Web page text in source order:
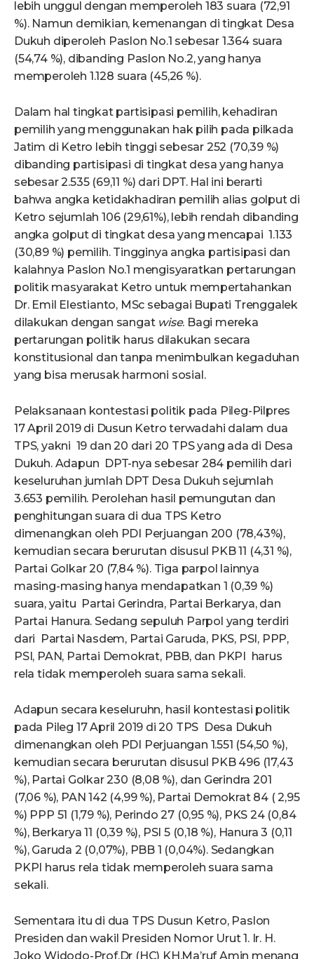
lebih unggul dengan memperoleh 183 suara (72,91
%). Namun demikian, kemenangan di tingkat Desa
Dukuh diperoleh Paslon No.1 sebesar 1.364 suara
(54,74 %), dibanding Paslon No.2, yang hanya
memperoleh 1.128 suara (45,26 %).
Dalam hal tingkat partisipasi pemilih, kehadiran
pemilih yang menggunakan hak pilih pada pilkada
Jatim di Ketro lebih tinggi sebesar 252 (70,39 %)
dibanding partisipasi di tingkat desa yang hanya
sebesar 2.535 (69,11 %) dari DPT. Hal ini berarti
bahwa angka ketidakhadiran pemilih alias golput di
Ketro sejumlah 106 (29,61%), lebih rendah dibanding
angka golput di tingkat desa yang mencapai 1.133
(30,89 %) pemilih. Tingginya angka partisipasi dan
kalahnya Paslon No.1 mengisyaratkan pertarungan
politik masyarakat Ketro untuk mempertahankan
Dr. Emil Elestianto, MSc sebagai Bupati Trenggalek
dilakukan dengan sangat wise. Bagi mereka
pertarungan politik harus dilakukan secara
konstitusional dan tanpa menimbulkan kegaduhan
yang bisa merusak harmoni sosial.
Pelaksanaan kontestasi politik pada Pileg-Pilpres
17 April 2019 di Dusun Ketro terwadahi dalam dua
TPS, yakni 19 dan 20 dari 20 TPS yang ada di Desa
Dukuh. Adapun DPT-nya sebesar 284 pemilih dari
keseluruhan jumlah DPT Desa Dukuh sejumlah
3.653 pemilih. Perolehan hasil pemungutan dan
penghitungan suara di dua TPS Ketro
dimenangkan oleh PDI Perjuangan 200 (78,43%),
kemudian secara berurutan disusul PKB 11 (4,31 %),
Partai Golkar 20 (7,84 %). Tiga parpol lainnya
masing-masing hanya mendapatkan 1 (0,39 %)
suara, yaitu Partai Gerindra, Partai Berkarya, dan
Partai Hanura. Sedang sepuluh Parpol yang terdiri
dari Partai Nasdem, Partai Garuda, PKS, PSI, PPP,
PSI, PAN, Partai Demokrat, PBB, dan PKPI harus
rela tidak memperoleh suara sama sekali.
Adapun secara keseluruhn, hasil kontestasi politik
pada Pileg 17 April 2019 di 20 TPS Desa Dukuh
dimenangkan oleh PDI Perjuangan 1.551 (54,50 %),
kemudian secara berurutan disusul PKB 496 (17,43
%), Partai Golkar 230 (8,08 %), dan Gerindra 201
(7,06 %), PAN 142 (4,99 %), Partai Demokrat 84 ( 2,95
%) PPP 51 (1,79 %), Perindo 27 (0,95 %), PKS 24 (0,84
%), Berkarya 11 (0,39 %), PSI 5 (0,18 %), Hanura 3 (0,11
%), Garuda 2 (0,07%), PBB 1 (0,04%). Sedangkan
PKPI harus rela tidak memperoleh suara sama
sekali.
Sementara itu di dua TPS Dusun Ketro, Paslon
Presiden dan wakil Presiden Nomor Urut 1. Ir. H.
Joko Widodo-Prof.Dr (HC) KH.Ma’ruf Amin menang